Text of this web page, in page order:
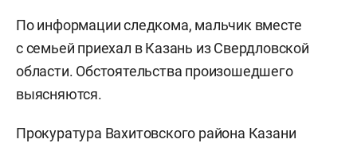
По информации следкома, мальчик вместе
с семьей приехал в Казань из Свердловской
области. Обстоятельства произошедшего
выясняются.
Прокуратура Вахитовского района Казани